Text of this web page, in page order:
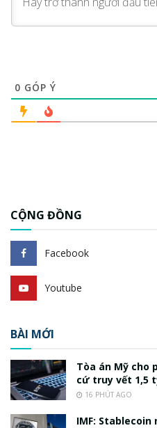
0 GÓP Ý
CỘNG ĐỒNG
Facebook
Youtube
BÀI MỚI
Tòa án Mỹ cho
cứ truy vết 1,5
16 PHÚT AGO
IMF: